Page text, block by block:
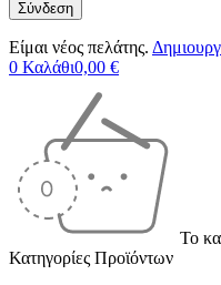
Είμαι νέος πελάτης.
0 Καλάθι0,00 €
Το
Κατηγορίες Προϊόντων